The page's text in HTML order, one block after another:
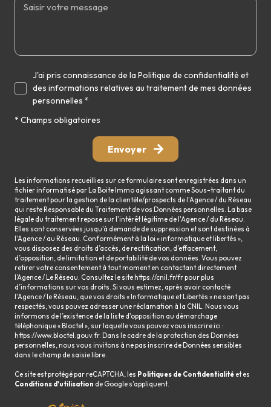
J'ai pris connaissance de la Politique de confidentialité et
des informations relatives au traitement de mes données
personnelles *
* Champs obligatoires
Envoyer
Les informations recueillies sur ce formulaire sont enregistrées dans un
fichier informatisé par La Boite Immo agissant comme Sous-traitant du
traitement pour la gestion de la clientèle/prospects de l'Agence / du Réseau
qui reste Responsable du Traitement de vos Données personnelles. La base
légale du traitement repose sur l'intérêt légitime de l'Agence / du Réseau.
Elles sont conservées jusqu'à demande de suppression et sont destinées à
l'Agence / au Réseau. Conformément à la loi « informatique et libertés »,
vous disposez des droits d’accès, de rectification, d’effacement,
d’opposition, de limitation et de portabilité de vos données. Vous pouvez
retirer votre consentement à tout moment en contactant directement
l’Agence / Le Réseau. Consultez le site https://cnil.fr/frpour plus
d’informations sur vos droits. Si vous estimez, après avoir contacté
l'Agence / le Réseau, que vos droits « Informatique et Libertés » ne sont pas
respectés, vous pouvez adresser une réclamation à la CNIL. Nous vous
informons de l’existence de la liste d'opposition au démarchage
téléphonique « Bloctel », sur laquelle vous pouvez vous inscrire ici :
https://www.bloctel.gouv.fr. Dans le cadre de la protection des Données
personnelles, nous vous invitons à ne pas inscrire de Données sensibles
dans le champ de saisie libre.
Ce site est protégé par reCAPTCHA, les Politiques de Confidentialité et es
Conditions d'utilisation de Google s'appliquent.